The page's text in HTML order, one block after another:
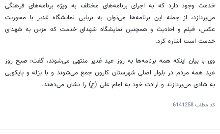
خدمت وجود دارد که به اجرای برنامه‌های مختلف به ویژه برنامه‌های فرهنگی
می‌پردازد، از جمله این برنامه‌ها می‌توان به برپایی نمایشگاه غدیر با محوریت
عکس، فیلم و احادیث و همچنین نمایشگاه شهدای خدمت که مزین به شهدای
خدمت است اشاره کرد.
وی با بیان اینکه همه برنامه‌ها به روز عید غدیر منتهی می‌شوند، گفت: صبح روز
عید همه مردم در بلوار اصلی شهرستان کارون جمع می‌شوند و با یزلهو پایکوبی
به شادی می‌پردازند و ارادت خود به امام علی (ع) را نشان می‌دهند.
کد مطلب6141258